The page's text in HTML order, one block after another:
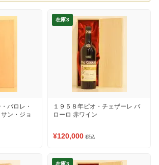
バロレ・
ン・ジョ
在庫3
１９５８年ピオ・チェザーレ バ
ローロ 赤ワイン
¥120,000 税込
在庫3